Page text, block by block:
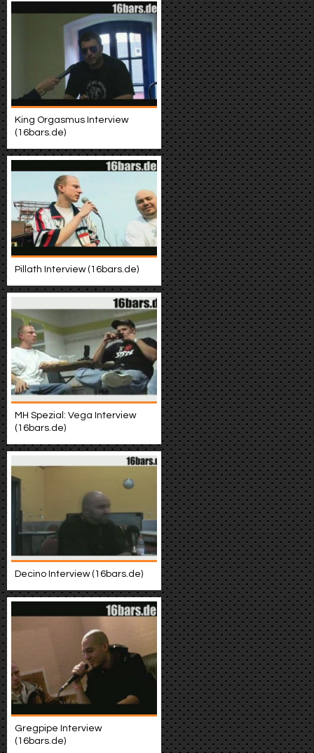
King Orgasmus Interview
(16bars.de)
Pillath Interview (16bars.de)
MH Spezial: Vega Interview
(16bars.de)
Decino Interview (16bars.de)
Gregpipe Interview
(16bars.de)